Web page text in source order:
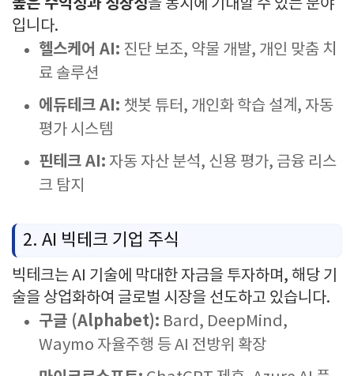
을 동시에 기대할 수 있는 분야
입니다.
헬스케어 AI: 진단 보조, 약물 개발, 개인 맞춤 치
료 솔루션
에듀테크 AI: 챗봇 튜터, 개인화 학습 설계, 자동
평가 시스템
핀테크 AI: 자동 자산 분석, 신용 평가, 금융 리스
크 탐지
2. AI 빅테크 기업 주식
빅테크는 AI 기술에 막대한 자금을 투자하며, 해당 기
술을 상업화하여 글로벌 시장을 선도하고 있습니다.
구글 (Alphabet): Bard, DeepMind,
Waymo 자율주행 등 AI 전방위 확장